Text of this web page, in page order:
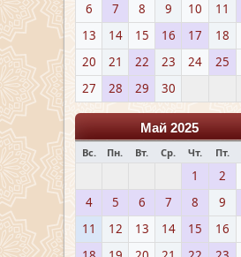
6
7 8 9 10 11
13
14 15 16 17 18
20
21 22 23 24 25
27
28 29 30
Май 2025
Вс. Пн. Вт. Ср. Чт. Пт.
1 2
4
5 6 7 8 9
11
12 13 14 15 16